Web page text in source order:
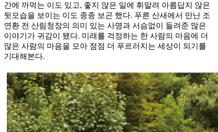
간에 까먹는 이도 있고, 좋지 않은 일에 휘말려 아름답지 않은
뒷모습을 보이는 이도 종종 보곤 했다. 푸른 산새에서 만난 조
연환 전 산림청장의 의미 있는 사명과 서슴없이 들려준 많은
이야기가 귀감이 됐다. 미래를 걱정하는 한 사람의 마음에 더
많은 사람의 마음을 모아 점점 더 푸르러지는 세상이 되기를
기대해본다.